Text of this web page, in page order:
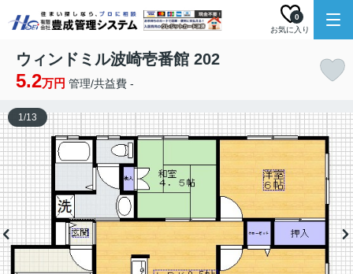
お気に入り
0
ウィンドミル波崎壱番館 202
5.2万円 管理/共益費 -
1/13